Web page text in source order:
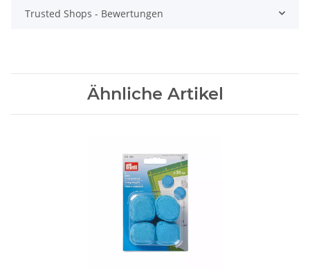
Trusted Shops - Bewertungen
Ähnliche Artikel